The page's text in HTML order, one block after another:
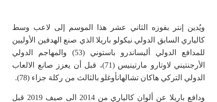
ويُدين إنتر بفوزه الثاني عشر هذا الموسم إلى لاعب وسط
كالياري السابق الدولي نيكولو باريلا الذي صنع الهدفين الأوليين
للمدافع الدولي أليساندرو باستوني (53) والمهاجم الدولي
الأرجنتيني لاوتارو مارتينيس (71)، قبل أن يعزز صانع الالعاب
الدولي التركي هاكان تشالهانأوغلو بالثالث من ركلة جزاء (78).
ودافع باريلا عن ألوان كالياري من 2014 الى صيف 2019 قبل